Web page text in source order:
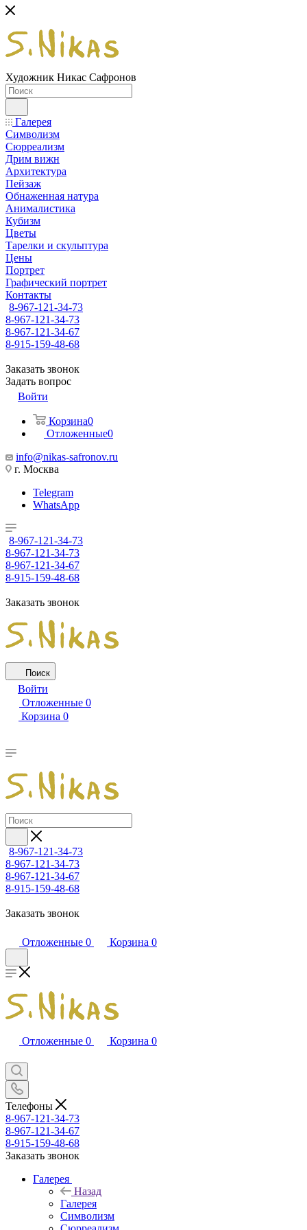
Художник Никас Сафронов
Галерея
Символизм
Сюрреализм
Дрим вижн
Архитектура
Пейзаж
Обнаженная натура
Анималистика
Кубизм
Цветы
Тарелки и скульптура
Цены
Портрет
Графический портрет
Контакты
8-967-121-34-73
8-967-121-34-73
8-967-121-34-67
8-915-159-48-68
Заказать звонок
Задать вопрос
Войти
Корзина0
Отложенные0
info@nikas-safronov.ru
г. Москва
Telegram
WhatsApp
8-967-121-34-73
8-967-121-34-73
8-967-121-34-67
8-915-159-48-68
Заказать звонок
Поиск
Войти
Отложенные 0
Корзина 0
8-967-121-34-73
8-967-121-34-73
8-967-121-34-67
8-915-159-48-68
Заказать звонок
Отложенные 0 Корзина 0
Отложенные 0 Корзина 0
Телефоны
8-967-121-34-73
8-967-121-34-67
8-915-159-48-68
Заказать звонок
Галерея
Назад
Галерея
Символизм